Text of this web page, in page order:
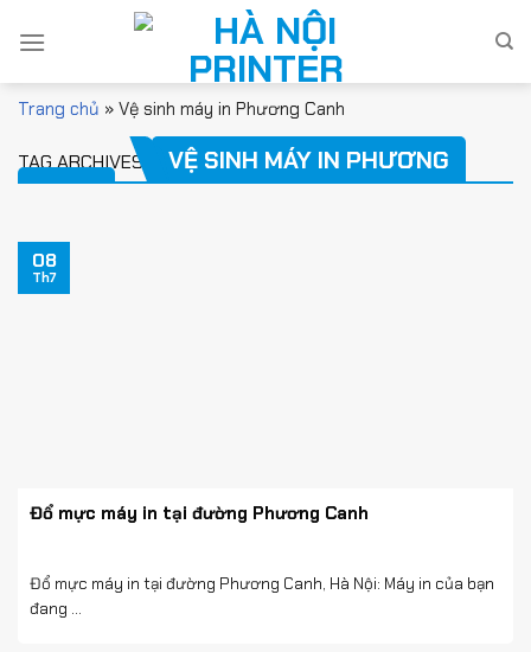
Trang chủ » Vệ sinh máy in Phương Canh
TAG ARCHIVES:
VỆ SINH MÁY IN PHƯƠNG
CANH
Đổ mực máy in tại đường Phương Canh
Đổ mực máy in tại đường Phương Canh, Hà Nội: Máy in của bạn
đang ...
08
Th7